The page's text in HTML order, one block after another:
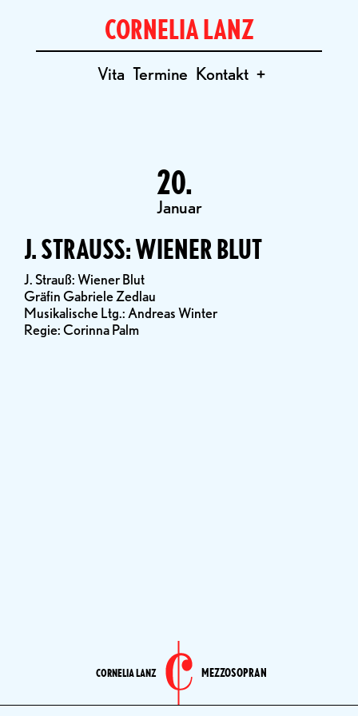
CORNELIA LANZ
Vita Termine Kontakt +
20.
Januar
J. STRAUSS: WIENER BLUT
J. Strauß: Wiener Blut
Gräfin Gabriele Zedlau
Musikalische Ltg.: Andreas Winter
Regie: Corinna Palm
CORNELIA LANZ MEZZOSOPRAN